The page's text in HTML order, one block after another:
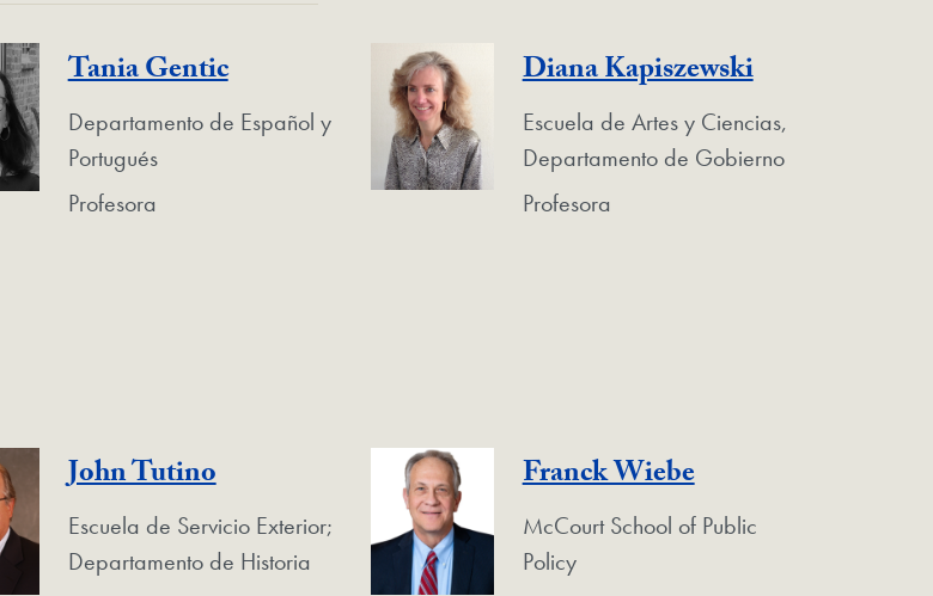
Tania Gentic
Departamento de Español y
Portugués
Profesora
Diana Kapiszewski
Escuela de Artes y Ciencias,
Departamento de Gobierno
Profesora
John Tutino
Escuela de Servicio Exterior;
Departamento de Historia
Franck Wiebe
McCourt School of Public
Policy